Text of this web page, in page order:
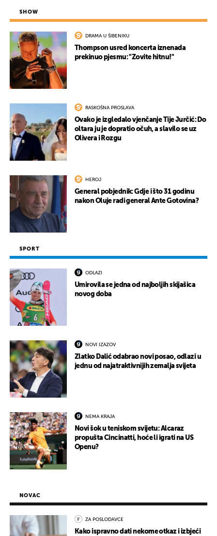
SHOW
DRAMA U ŠIBENIKU
Thompson usred koncerta iznenada
prekinuo pjesmu: "Zovite hitnu!"
RASKOŠNA PROSLAVA
Ovako je izgledalo vjenčanje Tije Jurčić: Do
oltara ju je dopratio očuh, a slavilo se uz
Olivera i Rozgu
HEROJ
General pobjednik: Gdje i što 31 godinu
nakon Oluje radi general Ante Gotovina?
SPORT
ODLAZI
Umirovila se jedna od najboljih skijašica
novog doba
NOVI IZAZOV
Zlatko Dalić odabrao novi posao, odlazi u
jednu od najatraktivnijih zemalja svijeta
NEMA KRAJA
Novi šok u teniskom svijetu: Alcaraz
propušta Cincinatti, hoće li igrati na US
Openu?
NOVAC
ZA POSLODAVCE
Kako ispravno dati nekome otkaz i izbjeći